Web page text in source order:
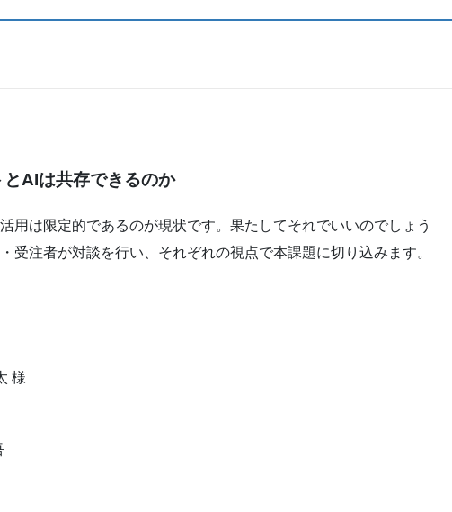
AIは共存できるのか
用は限定的であるのが現状です。果たしてそれでいいのでしょう
受注者が対談を行い、それぞれの視点で本課題に切り込みます。
様